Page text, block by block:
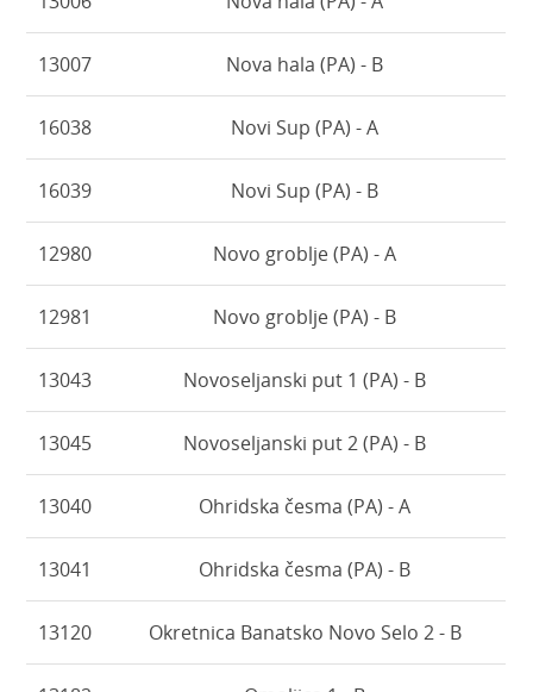
13007 Nova hala (PA) - B
16038 Novi Sup (PA) - A
16039 Novi Sup (PA) - B
12980 Novo groblje (PA) - A
12981 Novo groblje (PA) - B
13043 Novoseljanski put 1 (PA) - B
13045 Novoseljanski put 2 (PA) - B
13040 Ohridska česma (PA) - A
13041 Ohridska česma (PA) - B
13120 Okretnica Banatsko Novo Selo 2 - B